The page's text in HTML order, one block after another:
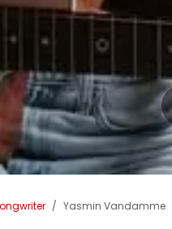
Yasmin Vandamme